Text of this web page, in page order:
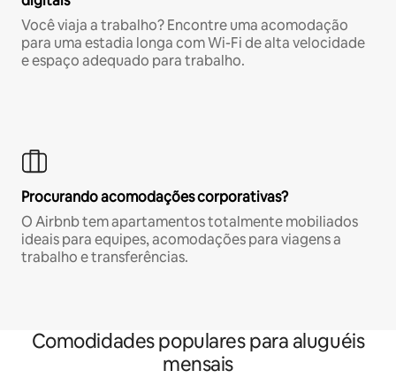
Você viaja a trabalho? Encontre uma acomodação
para uma estadia longa com Wi-Fi de alta velocidade
e espaço adequado para trabalho.
Procurando acomodações corporativas?
O Airbnb tem apartamentos totalmente mobiliados
ideais para equipes, acomodações para viagens a
trabalho e transferências.
Comodidades populares para aluguéis
mensais